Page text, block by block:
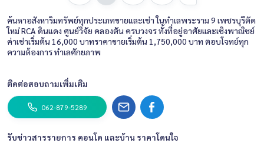
ค้นหาอสังหาริมทรัพย์ทุกประเภทขายและเช่า ในทำเลพระราม 9 เพชรบุรีตัด
ใหม่ RCA ดินแดง ศูนย์วิจัย คลองตัน ครบวงจร ทั้งที่อยู่อาศัยและเชิงพาณิชย์
ค่าเช่าเริ่มต้น 16,000 บาทราคาขายเริ่มต้น 1,750,000 บาท ตอบโจทย์ทุก
ความต้องการ ทำเลศักยภาพ
ติดต่อสอบถามเพิ่มเติม
062-879-5289
รับข่าวสารรายการ คอนโด และบ้าน ราคาโดนใจ